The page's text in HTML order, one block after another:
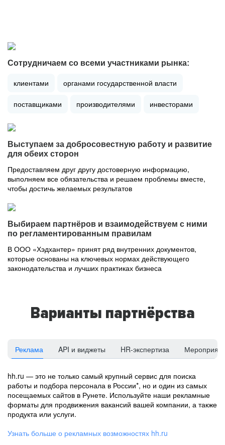
Сотрудничаем со всеми участниками рынка:
клиентами органами государственной власти
поставщиками производителями инвесторами
Выступаем за добросовестную работу и развитие
для обеих сторон
Предоставляем друг другу достоверную информацию,
выполняем все обязательства и решаем проблемы вместе,
чтобы достичь желаемых результатов
Выбираем партнёров и взаимодействуем с ними
по регламентированным правилам
В ООО «Хэдхантер» принят ряд внутренних документов,
которые основаны на ключевых нормах действующего
законодательства и лучших практиках бизнеса
Варианты партнёрства
Реклама API и виджеты HR-экспертиза
hh.ru — это не только самый крупный сервис для поиска
работы и подбора персонала в России*, но и один из самых
посещаемых сайтов в Рунете. Используйте наши рекламные
форматы для продвижения вакансий вашей компании, а также
продукта или услуги.
Узнать больше о рекламных возможностях hh.ru